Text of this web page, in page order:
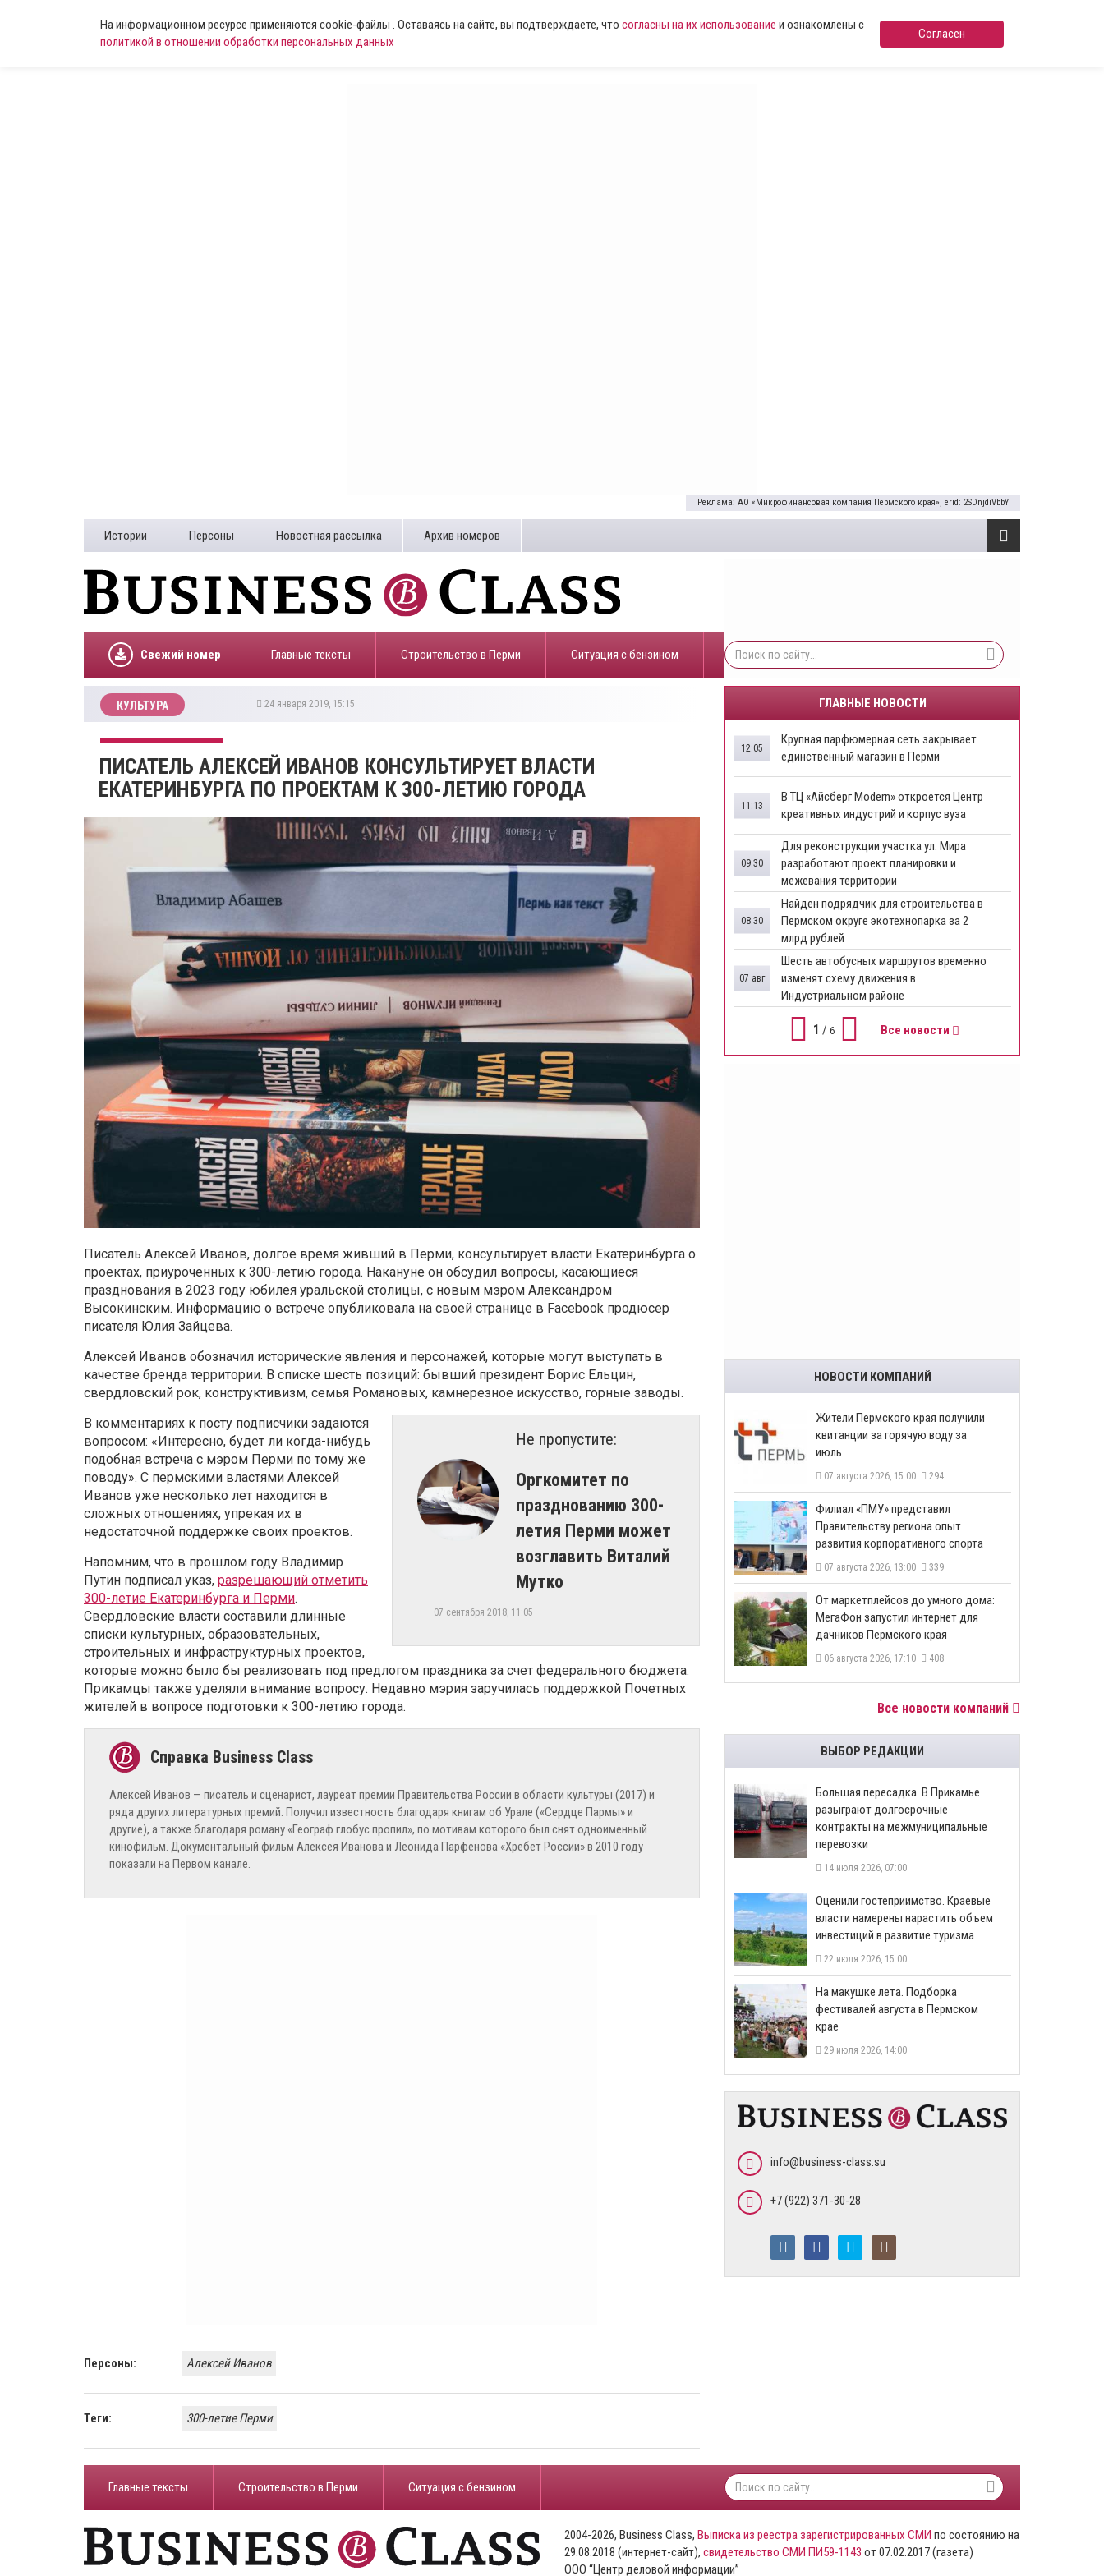
На информационном ресурсе применяются cookie-файлы . Оставаясь на сайте, вы подтверждаете, что согласны на их использование и ознакомлены с
политикой в отношении обработки персональных данных
Согласен
Реклама: АО «Микрофинансовая компания Пермского края», erid: 2SDnjdiVbbY
Истории Персоны Новостная рассылка Архив номеров
Свежий номер Главные тексты Строительство в Перми ​Ситуация с бензином
КУЛЬТУРА 24 января 2019, 15:15
ПИСАТЕЛЬ АЛЕКСЕЙ ИВАНОВ КОНСУЛЬТИРУЕТ ВЛАСТИ
ЕКАТЕРИНБУРГА ПО ПРОЕКТАМ К 300-ЛЕТИЮ ГОРОДА
Писатель Алексей Иванов, долгое время живший в Перми, консультирует власти Екатеринбурга о
проектах, приуроченных к 300-летию города. Накануне он обсудил вопросы, касающиеся
празднования в 2023 году юбилея уральской столицы, с новым мэром Александром
Высокинским. Информацию о встрече опубликовала на своей странице в Facebook продюсер
писателя Юлия Зайцева.
Алексей Иванов обозначил исторические явления и персонажей, которые могут выступать в
качестве бренда территории. В списке шесть позиций: бывший президент Борис Ельцин,
свердловский рок, конструктивизм, семья Романовых, камнерезное искусство, горные заводы.
Не пропустите:
Оргкомитет по
празднованию 300-
летия Перми может
возглавить Виталий
Мутко
07 сентября 2018, 11:05
В комментариях к посту подписчики задаются
вопросом: «Интересно, будет ли когда-нибудь
подобная встреча с мэром Перми по тому же
поводу». С пермскими властями Алексей
Иванов уже несколько лет находится в
сложных отношениях, упрекая их в
недостаточной поддержке своих проектов.
Напомним, что в прошлом году Владимир
Путин подписал указ, разрешающий отметить
300-летие Екатеринбурга и Перми.
Свердловские власти составили длинные
списки культурных, образовательных,
строительных и инфраструктурных проектов,
которые можно было бы реализовать под предлогом праздника за счет федерального бюджета.
Прикамцы также уделяли внимание вопросу. Недавно мэрия заручилась поддержкой Почетных
жителей в вопросе подготовки к 300-летию города.
Алексей Иванов — писатель и сценарист, лауреат премии Правительства России в области культуры (2017) и
ряда других литературных премий. Получил известность благодаря книгам об Урале («Сердце Пармы» и
другие), а также благодаря роману «Географ глобус пропил», по мотивам которого был снят одноименный
кинофильм. Документальный фильм Алексея Иванова и Леонида Парфенова «Хребет России» в 2010 году
показали на Первом канале.
Персоны: Алексей Иванов
Теги: 300-летие Перми
ГЛАВНЫЕ НОВОСТИ
​Крупная парфюмерная сеть закрывает
единственный магазин в Перми
12:05
​В ТЦ «Айсберг Modern» откроется Центр
креативных индустрий и корпус вуза
11:13
Для реконструкции участка ул. Мира
разработают проект планировки и
межевания территории
09:30
Найден подрядчик для строительства в
Пермском округе экотехнопарка за 2
млрд рублей
08:30
Шесть автобусных маршрутов временно
изменят схему движения в
Индустриальном районе
07 авг
1 / 6 Все новости
НОВОСТИ КОМПАНИЙ
​Жители Пермского края получили
квитанции за горячую воду за
июль
07 августа 2026, 15:00 294
​Филиал «ПМУ» представил
Правительству региона опыт
развития корпоративного спорта
07 августа 2026, 13:00 339
От маркетплейсов до умного дома:
МегаФон запустил интернет для
дачников Пермского края
06 августа 2026, 17:10 408
Все новости компаний
ВЫБОР РЕДАКЦИИ
Большая пересадка. В Прикамье
разыграют долгосрочные
контракты на межмуниципальные
перевозки
14 июля 2026, 07:00
Оценили гостеприимство. Краевые
власти намерены нарастить объем
инвестиций в развитие туризма
22 июля 2026, 15:00
На макушке лета. Подборка
фестивалей августа в Пермском
крае
29 июля 2026, 14:00
info@business-class.su
+7 (922) 371-30-28
Главные тексты Строительство в Перми ​Ситуация с бензином
2004-2026, Business Class, Выписка из реестра зарегистрированных СМИ по состоянию на
29.08.2018 (интернет-сайт), свидетельство СМИ ПИ59-1143 от 07.02.2017 (газета)
ООО “Центр деловой информации”